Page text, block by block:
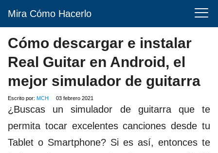
Mira Cómo Hacerlo
Cómo descargar e instalar
Real Guitar en Android, el
mejor simulador de guitarra
Escrito por: MCH 03 febrero 2021
¿Buscas un simulador de guitarra que te
permita tocar excelentes canciones desde tu
Tablet o Smartphone? Si es así, entonces te